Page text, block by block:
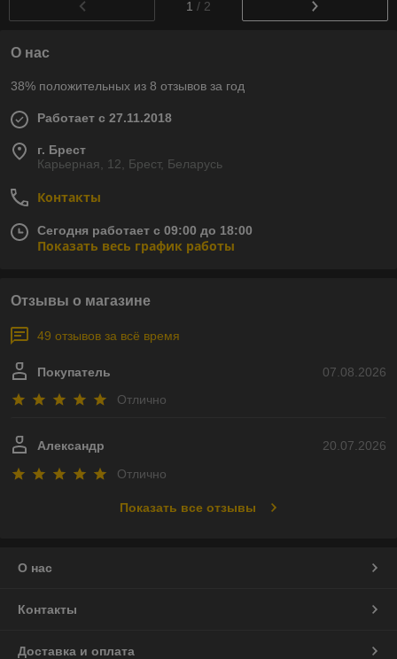
1 / 2
О нас
38% положительных из 8 отзывов за год
Работает с 27.11.2018
г. Брест
Карьерная, 12, Брест, Беларусь
Контакты
Сегодня работает с 09:00 до 18:00
Показать весь график работы
Отзывы о магазине
49 отзывов за всё время
07.08.2026
Покупатель
Отлично
20.07.2026
Александр
Отлично
Показать все отзывы
О нас
Контакты
Доставка и оплата